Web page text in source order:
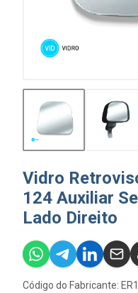
Vidro
124 Auxiliar
Lado Direito
Código do Fabricante: